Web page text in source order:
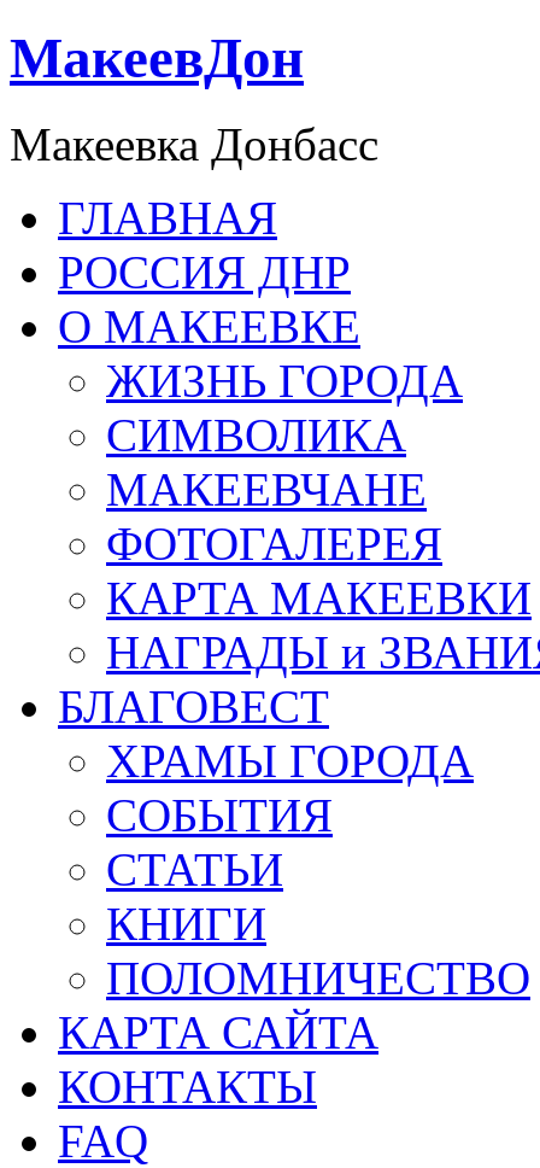
МакеевДон
Макеевка Донбасс
ГЛАВНАЯ
РОССИЯ ДНР
О МАКЕЕВКЕ
ЖИЗНЬ ГОРОДА
СИМВОЛИКА
МАКЕЕВЧАНЕ
ФОТОГАЛЕРЕЯ
КАРТА МАКЕЕВКИ
НАГРАДЫ и
БЛАГОВЕСТ
ХРАМЫ ГОРОДА
СОБЫТИЯ
СТАТЬИ
КНИГИ
ПОЛОМНИЧЕСТВО
КАРТА САЙТА
КОНТАКТЫ
FAQ